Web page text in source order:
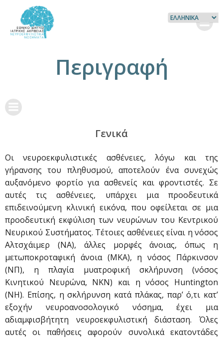
Περιγραφή
Γενικά
Οι νευροεκφυλιστικές ασθένειες, λόγω και της
γήρανσης του πληθυσμού, αποτελούν ένα συνεχώς
αυξανόμενο φορτίο για ασθενείς και φροντιστές. Σε
αυτές τις ασθένειες, υπάρχει μια προοδευτικά
επιδεινούμενη κλινική εικόνα, που οφείλεται σε μια
προοδευτική εκφύλιση των νευρώνων του Κεντρικού
Νευρικού Συστήματος. Τέτοιες ασθένειες είναι η νόσος
Αλτσχάιμερ (ΝΑ), άλλες μορφές άνοιας, όπως η
μετωποκροταφική άνοια (ΜΚΑ), η νόσος Πάρκινσον
(ΝΠ), η πλαγία μυατροφική σκλήρυνση (νόσος
Κινητικού Νευρώνα, ΝΚΝ) και η νόσος Huntington
(ΝΗ). Επίσης, η σκλήρυνση κατά πλάκας, παρ’ ό,τι κατ’
εξοχήν νευροανοσολογικό νόσημα, έχει μια
αδιαμφισβήτητη νευροεκφυλιστική διάσταση. Όλες
αυτές οι παθήσεις αφορούν συνολικά εκατοντάδες